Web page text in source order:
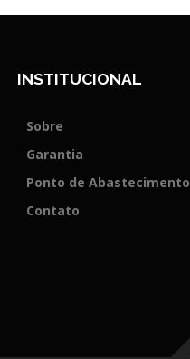
INSTITUCIONAL
Sobre
Garantia
Ponto de Abastecimento
Contato